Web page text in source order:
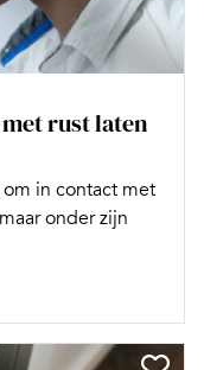
rust laten
in contact met
onder zijn